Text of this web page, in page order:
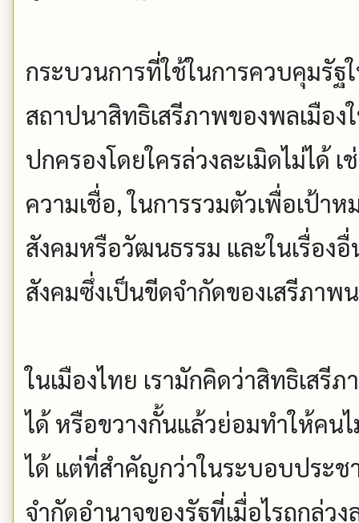
กระบวนการที่ใช้ในการควบคุมรั
สถาปนาสิทธิเสรีภาพของพลเมือง
ปกครองโดยใครล่วงละเมิดไม่ได้
ความเชื่อ, ในการรวมตัวเพื่อเป้าห
สังคมหรือวัฒนธรรม และในเรื่อง
สังคมซึ่งเป็นขีดจำกัดของเสรีภา
ในเมืองไทย เรามักคิดว่าสิทธิเสรี
ได้ หรือขวางกั้นแล้วย่อมทำให้คน
ได้ แต่ที่สำคัญกว่าในระบอบประช
จำกัดอำนาจของรัฐที่เมื่อไรถูกล่ว